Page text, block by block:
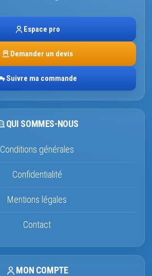
Espace pro
Demander un devis
Suivre ma commande
QUI SOMMES-NOUS
Conditions générales
Confidentialité
Mentions légales
Contact
MON COMPTE